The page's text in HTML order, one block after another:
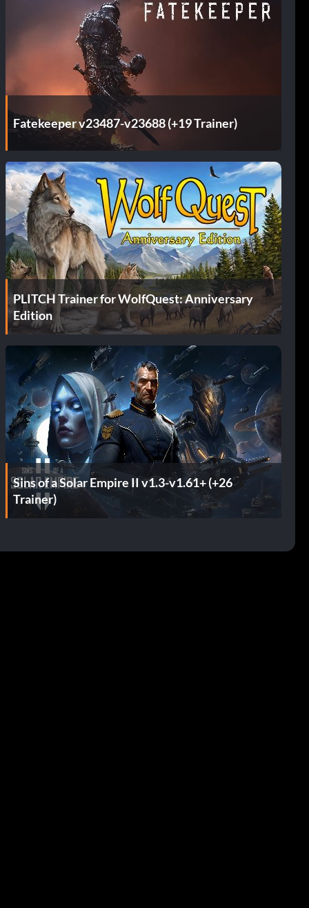
Fatekeeper v23487-v23688 (+19 Trainer)
PLITCH Trainer for WolfQuest: Anniversary
Edition
Sins of a Solar Empire II v1.3-v1.61+ (+26
Trainer)